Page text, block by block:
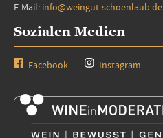
E-Mail: info@weingut-schoenlaub.de
Sozialen Medien
Facebook Instagram